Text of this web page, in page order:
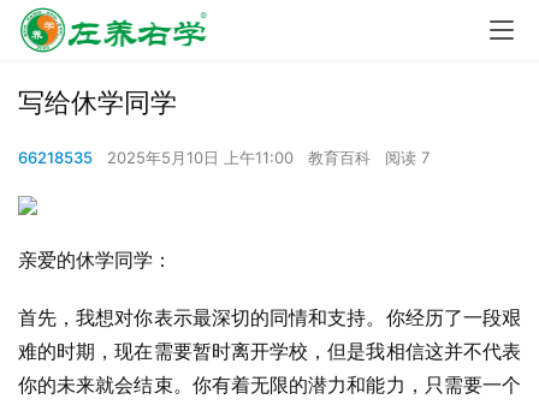
写给休学同学
66218535 2025年5月10日 上午11:00 教育百科 阅读 7
亲爱的休学同学：
首先，我想对你表示最深切的同情和支持。你经历了一段艰
难的时期，现在需要暂时离开学校，但是我相信这并不代表
你的未来就会结束。你有着无限的潜力和能力，只需要一个